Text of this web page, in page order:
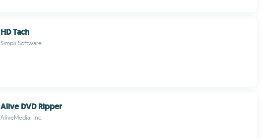
HD Tach
Simpli Software
Alive DVD Ripper
AliveMedia, Inc.